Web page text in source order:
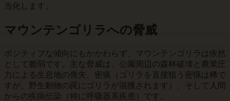
当化します。
マウンテンゴリラへの脅威
ポジティブな傾向にもかかわらず、マウンテンゴリラは依然
として脆弱です。主な脅威は、公園周辺の森林破壊と農業圧
力による生息地の喪失、密猟（ゴリラを直接狙う密猟は稀で
すが、野生動物の罠にゴリラが混獲されます）、そして人間
からの疾病伝染（特に呼吸器系疾患）です。